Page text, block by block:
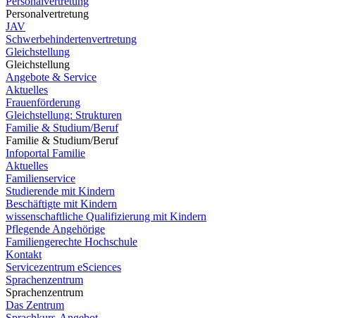
Personalvertretung
JAV
Schwerbehindertenvertretung
Gleichstellung
Gleichstellung
Angebote & Service
Aktuelles
Frauenförderung
Gleichstellung: Strukturen
Familie & Studium/Beruf
Familie & Studium/Beruf
Infoportal Familie
Aktuelles
Familienservice
Studierende mit Kindern
Beschäftigte mit Kindern
wissenschaftliche Qualifizierung mit Kindern
Pflegende Angehörige
Familiengerechte Hochschule
Kontakt
Servicezentrum eSciences
Sprachenzentrum
Sprachenzentrum
Das Zentrum